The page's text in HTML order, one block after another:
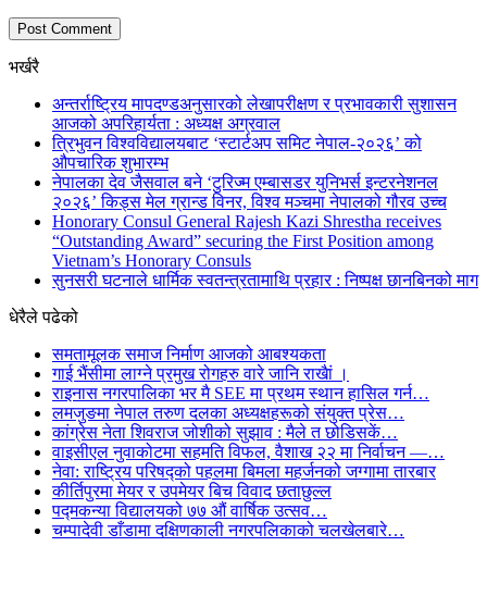
भर्खरै
अन्तर्राष्ट्रिय मापदण्डअनुसारको लेखापरीक्षण र प्रभावकारी सुशासन
आजको अपरिहार्यता : अध्यक्ष अग्रवाल
त्रिभुवन विश्वविद्यालयबाट ‘स्टार्टअप समिट नेपाल-२०२६’ को
औपचारिक शुभारम्भ
नेपालका देव जैसवाल बने ‘टुरिज्म एम्बासडर युनिभर्स इन्टरनेशनल
२०२६’ किड्स मेल ग्रान्ड विनर, विश्व मञ्चमा नेपालको गौरव उच्च
Honorary Consul General Rajesh Kazi Shrestha receives
“Outstanding Award” securing the First Position among
Vietnam’s Honorary Consuls
सुनसरी घटनाले धार्मिक स्वतन्त्रतामाथि प्रहार : निष्पक्ष छानबिनको माग
धेरैले पढेको
समतामूलक समाज निर्माण आजको आबश्यकता
गाई भैंसीमा लाग्ने प्रमुख रोगहरु वारे जानि राखैां ।
राइनास नगरपालिका भर मै SEE मा प्रथम स्थान हासिल गर्न…
लमजुङमा नेपाल तरुण दलका अध्यक्षहरूको संयुक्त प्रेस…
कांग्रेस नेता शिवराज जोशीको सुझाव : मैले त छोडिसकें…
वाइसीएल नुवाकोटमा सहमति विफल, वैशाख २२ मा निर्वाचन —…
नेवा: राष्ट्रिय परिषद्को पहलमा बिमला महर्जनको जग्गामा तारबार
कीर्तिपुरमा मेयर र उपमेयर बिच विवाद छताछुल्ल
पद्मकन्या विद्यालयको ७७ औं ‌‌वार्षिक ‌उत्सव…
चम्पादेवी डाँडामा दक्षिणकाली नगरपलिकाको चलखेलबारे…